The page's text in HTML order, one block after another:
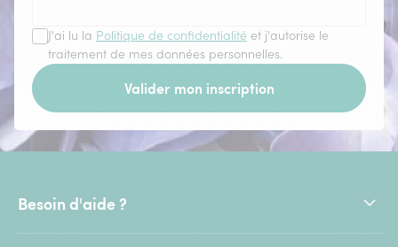
J'ai lu la Politique de confidentialité et j'autorise le
traitement de mes données personnelles.
Valider mon inscription
Besoin d'aide ?